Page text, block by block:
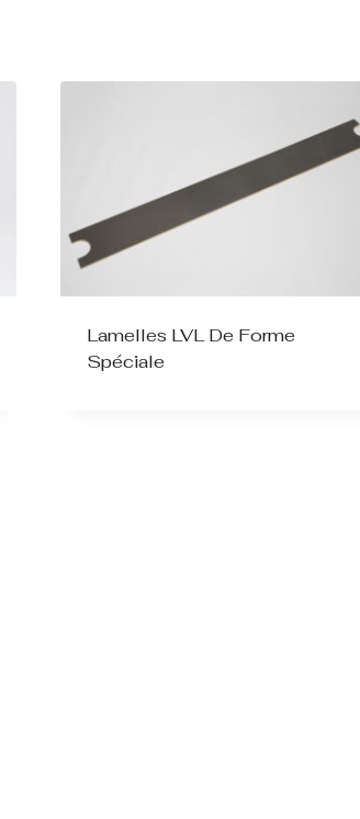
Lamelles LVL De Forme
Spéciale